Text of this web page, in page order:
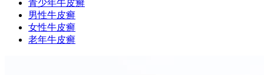
青少年牛皮癣
男性牛皮癣
女性牛皮癣
老年牛皮癣